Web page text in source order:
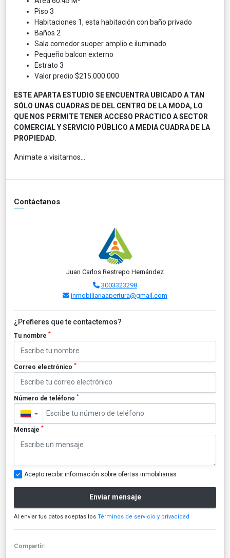
Piso 3
Habitaciones 1, esta habitación con baño privado
Baños 2
Sala comedor suoper amplio e iluminado
Pequeño balcon externo
Estrato 3
Valor predio $215.000.000
ESTE APARTA ESTUDIO SE ENCUENTRA UBICADO A TAN
SÓLO UNAS CUADRAS DE DEL CENTRO DE LA MODA, LO
QUE NOS PERMITE TENER ACCESO PRACTICO A SECTOR
COMERCIAL Y SERVICIO PÚBLICO A MEDIA CUADRA DE LA
PROPIEDAD.
Animate a visitarnos...
Contáctanos
Juan Carlos Restrepo Hernández
3003323298
inmobiliariaapertura@gmail.com
¿Prefieres que te contactemos?
Tu nombre *
Correo electrónico *
Número de teléfono *
▼
Mensaje *
Acepto recibir información sobre ofertas inmobiliarias
Enviar mensaje
Al enviar tus datos aceptas los Términos de servicio y privacidad
Compartir: